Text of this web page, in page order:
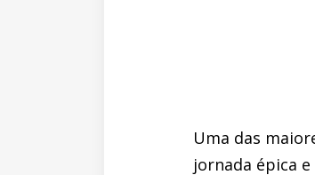
Uma das
jornada épica